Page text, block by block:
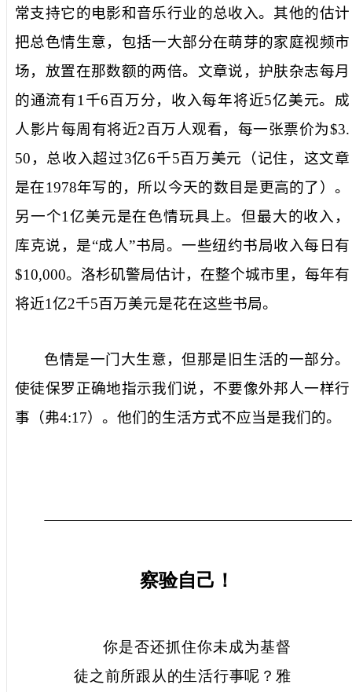
常支持它的电影和音乐行业的总收入。其他的估计
把总色情生意，包括一大部分在萌芽的家庭视频市
场，放置在那数额的两倍。文章说，护肤杂志每月
的通流有1 千6百万分，收入每年将近5亿美元。成
人影片每周有将近2百万人观看，每一张票价为$3.
50 ，总收入超过3亿6千5百万美元（记住，这文章
是在1978年写的，所以今天的数目是更高的了）。
另一个1 亿美元是在色情玩具上。但最大的收入，
库克说，是“成人”书局。一些纽约书局收入每日有
$10,000。洛杉矶警局估计，在整个城市里，每年有
将近1亿2千5百万美元是花在这些书局。
色情是一门大生意，但那是旧生活的一部分。
使徒保罗正确地指示我们说，不要像外邦人一样行
事（弗4:17）。他们的生活方式不应当是我们的。
察验自己！
你是否还抓住你未成为基督
徒之前所跟从的生活行事呢？雅